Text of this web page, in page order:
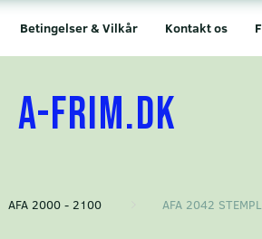
Kontakt os
Betingelser & Vilkår
A-FRIM.DK
AFA 2000 - 2100 AFA 2042